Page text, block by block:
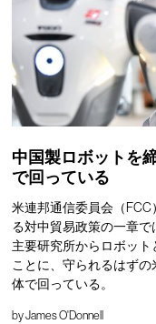
中国製ロボットを
で回っている
米連邦通信委員会（
る対中貿易政策の一章
主要研究所からロボッ
ことに、守られるはず
体で回っている。
byJames O'Donnell